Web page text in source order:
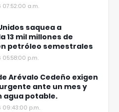
07:52:00 a.m.
saquea a
13 mil millones de
petróleo semestrales
05:58:00 p.m.
Arévalo Cedeño exigen
ante un mes y
agua potable.
09:43:00 p.m.